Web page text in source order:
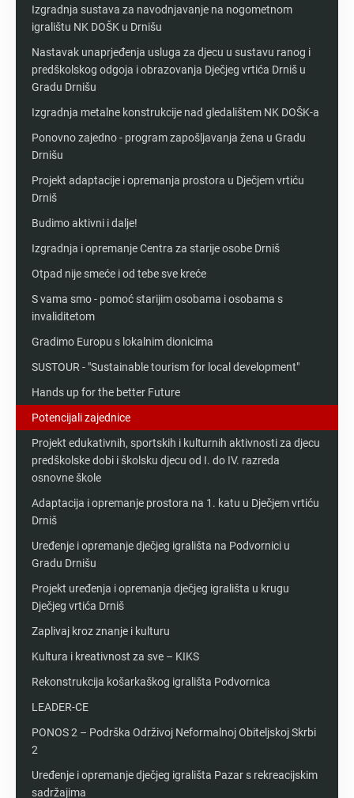
Izgradnja sustava za navodnjavanje na nogometnom
igralištu NK DOŠK u Drnišu
Nastavak unaprjeđenja usluga za djecu u sustavu ranog i
predškolskog odgoja i obrazovanja Dječjeg vrtića Drniš u
Gradu Drnišu
Izgradnja metalne konstrukcije nad gledalištem NK DOŠK-a
Ponovno zajedno - program zapošljavanja žena u Gradu
Drnišu
Projekt adaptacije i opremanja prostora u Dječjem vrtiću
Drniš
Budimo aktivni i dalje!
Izgradnja i opremanje Centra za starije osobe Drniš
Otpad nije smeće i od tebe sve kreće
S vama smo - pomoć starijim osobama i osobama s
invaliditetom
Gradimo Europu s lokalnim dionicima
SUSTOUR - "Sustainable tourism for local development"
Hands up for the better Future
Potencijali zajednice
Projekt edukativnih, sportskih i kulturnih aktivnosti za djecu
predškolske dobi i školsku djecu od I. do IV. razreda
osnovne škole
Adaptacija i opremanje prostora na 1. katu u Dječjem vrtiću
Drniš
Uređenje i opremanje dječjeg igrališta na Podvornici u
Gradu Drnišu
Projekt uređenja i opremanja dječjeg igrališta u krugu
Dječjeg vrtića Drniš
Zaplivaj kroz znanje i kulturu
Kultura i kreativnost za sve – KIKS
Rekonstrukcija košarkaškog igrališta Podvornica
LEADER-CE
PONOS 2 – Podrška Održivoj Neformalnoj Obiteljskoj Skrbi
2
Uređenje i opremanje dječjeg igrališta Pazar s rekreacijskim
sadržajima